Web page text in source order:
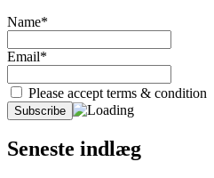
Name*
Email*
Please accept terms & condition
Seneste indlæg